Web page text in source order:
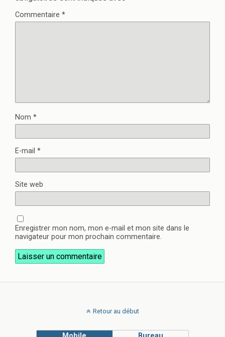
Commentaire *
Nom *
E-mail *
Site web
Enregistrer mon nom, mon e-mail et mon site dans le
navigateur pour mon prochain commentaire.
Retour au début